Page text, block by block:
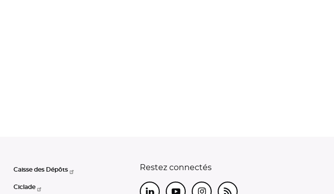
Caisse des Dépôts
Ciclade
Restez connectés